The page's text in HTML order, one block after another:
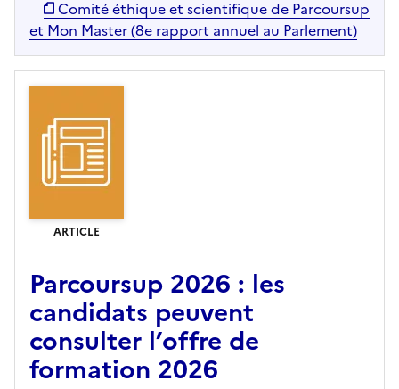
Comité éthique et scientifique de Parcoursup
et Mon Master (8e rapport annuel au Parlement)
ARTICLE
Parcoursup 2026 : les
candidats peuvent
consulter l’offre de
formation 2026